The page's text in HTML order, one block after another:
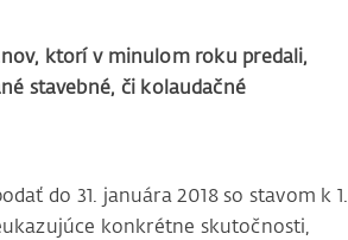
ktorí v minulom roku predali,
stavebné, či kolaudačné
do 31. januára 2018 so stavom k 1.
konkrétne skutočnosti,